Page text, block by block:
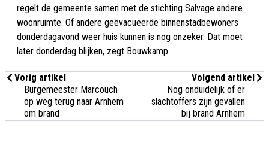
regelt de gemeente samen met de stichting Salvage andere
woonruimte. Of andere geëvacueerde binnenstadbewoners
donderdagavond weer huis kunnen is nog onzeker. Dat moet
later donderdag blijken, zegt Bouwkamp.
Vorig artikel
Burgemeester Marcouch
op weg terug naar Arnhem
om brand
Volgend artikel
Nog onduidelijk of er
slachtoffers zijn gevallen
bij brand Arnhem